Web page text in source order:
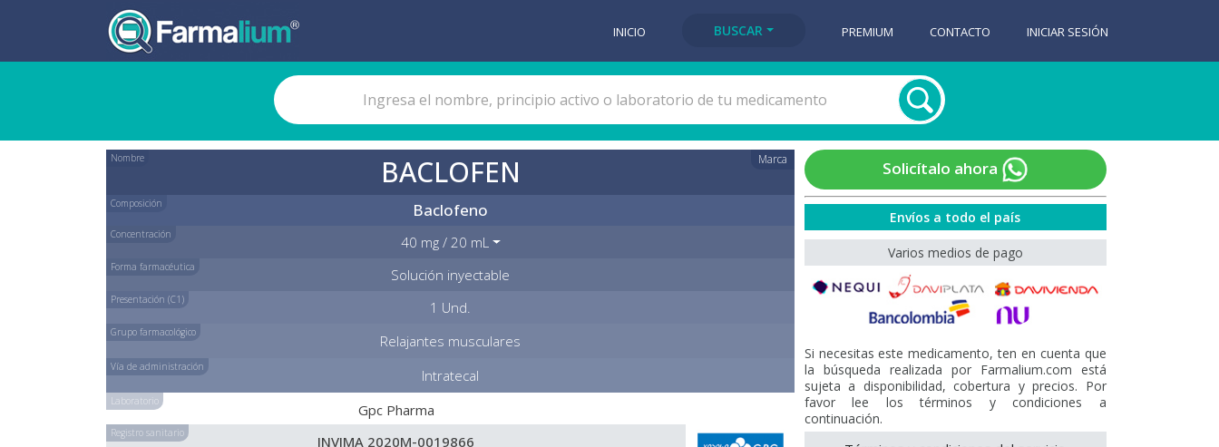
INICIO BUSCAR PREMIUM CONTACTO INICIAR SESIÓN
Nombre Marca
BACLOFEN
Composición Baclofeno
Concentración 40 mg / 20 mL
Forma farmacéutica Solución inyectable
Presentación (C1) 1 Und.
Grupo farmacológico Relajantes musculares
Vía de administración Intratecal
Laboratorio Gpc Pharma
Registro sanitario INVIMA 2020M-0019866
Solicítalo ahora
Envíos a todo el país
Varios medios de pago
Si necesitas este medicamento, ten en cuenta que
la búsqueda realizada por Farmalium.com está
sujeta a disponibilidad, cobertura y precios. Por
favor lee los términos y condiciones a
continuación.